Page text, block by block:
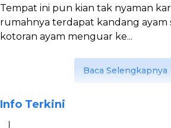
Tempat ini pun kian tak nyaman
rumahnya terdapat kandang ayam
kotoran ayam menguar ke...
Baca Selengkapnya
Info Terkini